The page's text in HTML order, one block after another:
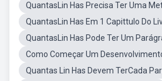
QuantasLin Has Precisa Ter Uma
QuantasLin Has Em 1 Capittulo Do
QuantasLin Has Pode Ter Um
Como Começar Um
Quantas Lin Has Devem TerCada